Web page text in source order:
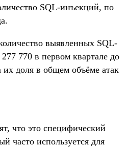
SQL-инъекций, по
выявленных SQL-
770 в первом квартале до
доля в общем объёме атак
что это специфический
часто используется для